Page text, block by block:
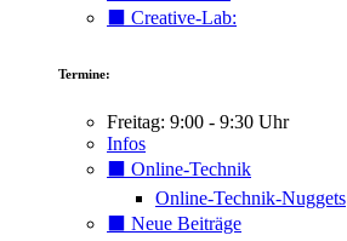
⬛️ Creative-Lab:
Termine:
Freitag: 9:00 - 9:30 Uhr
Infos
⬛️ Online-Technik
Online-Technik-Nuggets
⬛️ Neue Beiträge